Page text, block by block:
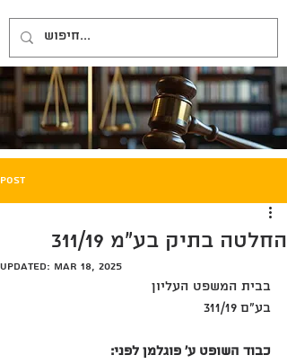
משרד עורכי דין
Post
החלטה בתיק בע"מ 311/19
Updated: Mar 18, 2025
בבית המשפט העליון
בע"ם 311/19
כבוד השופט ע' פוגלמן לפני: